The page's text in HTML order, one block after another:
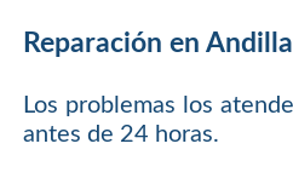
Reparación en Andilla
Los problemas los
antes de 24 horas.